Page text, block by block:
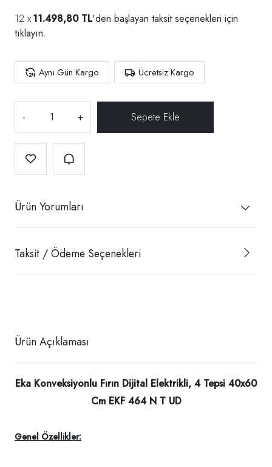
11.498,80 TL'den başlayan taksit seçenekleri için
tıklayın.
Aynı Gün Kargo Ücretsiz Kargo
- +
Ürün Yorumları
Taksit / Ödeme Seçenekleri
Ürün Açıklaması
Eka Konveksiyonlu Fırın Dijital Elektrikli, 4 Tepsi 40x60
Cm EKF 464 N T UD
Genel Özellikler: